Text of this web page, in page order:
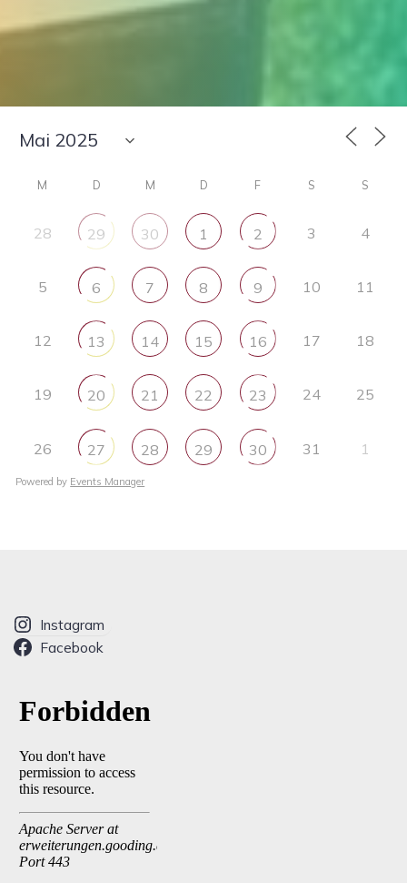
M D M D F S S
28 29 30 1 2 3 4
5 6 7 8 9 10 11
12 13 14 15 16 17 18
19 20 21 22 23 24 25
26 27 28 29 30 31 1
Powered by Events Manager
Instagram
Facebook